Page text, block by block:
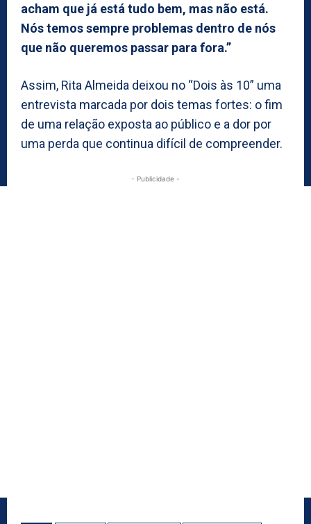
acham que já está tudo bem, mas não está.
Nós temos sempre problemas dentro de nós
que não queremos passar para fora.”
Assim, Rita Almeida deixou no “Dois às 10” uma
entrevista marcada por dois temas fortes: o fim
de uma relação exposta ao público e a dor por
uma perda que continua difícil de compreender.
- Publicidade -